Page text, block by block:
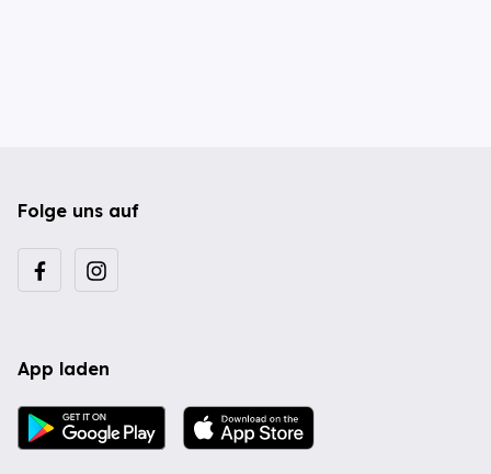
Folge uns auf
App laden